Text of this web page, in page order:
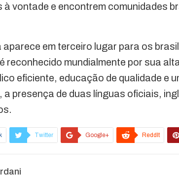
à vontade e encontrem comunidades
em terceiro lugar para os
reconhecido mundialmente por sua
eficiente, educação de qualidade e
a presença de duas línguas oficiais,
Twitter Google+ ReddIt